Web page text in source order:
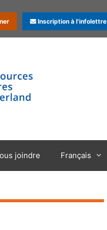
Inscription à l'infolettre
joindre Français